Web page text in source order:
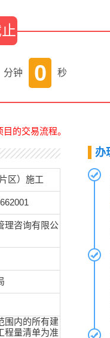
分钟 0 秒
的交易流程。
区）施工
理咨询有限公
围内的所有建
程量清单为准
办